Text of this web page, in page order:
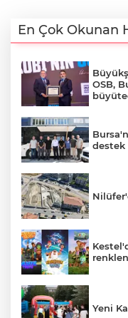
En Çok Okunan
OSB,
destek
Yeni